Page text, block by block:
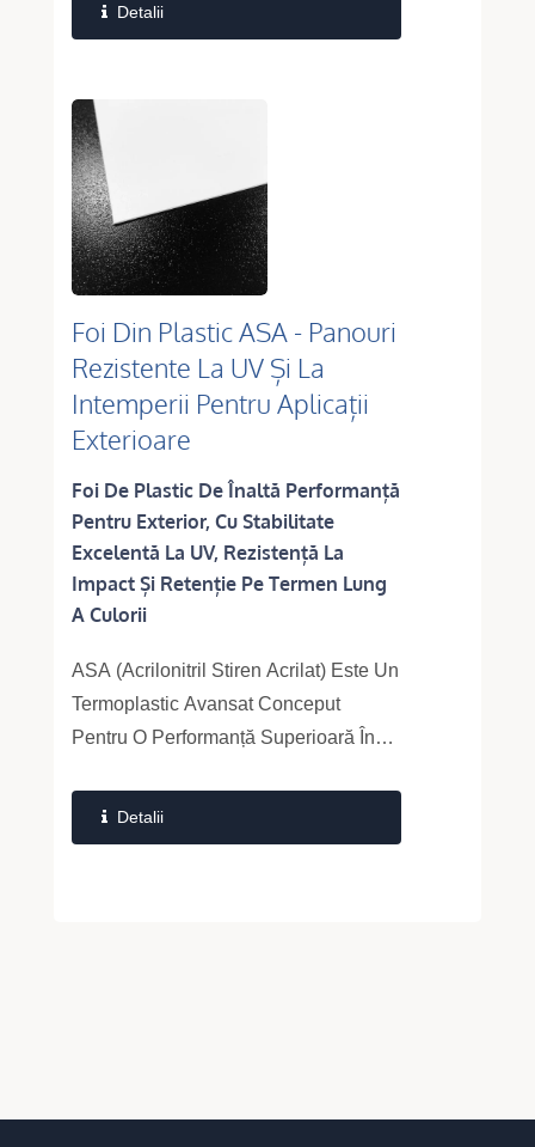
Detalii
Foi Din Plastic ASA - Panouri
Rezistente La UV Și La
Intemperii Pentru Aplicații
Exterioare
Foi De Plastic De Înaltă Performanță
Pentru Exterior, Cu Stabilitate
Excelentă La UV, Rezistență La
Impact Și Retenție Pe Termen Lung
A Culorii
ASA (Acrilonitril Stiren Acrilat) Este Un
Termoplastic Avansat Conceput
Pentru O Performanță Superioară În
Detalii